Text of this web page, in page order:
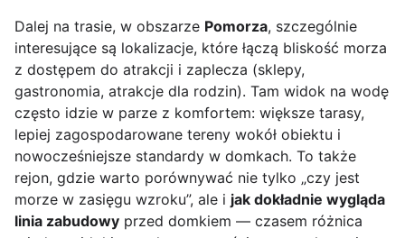
Dalej na trasie, w obszarze Pomorza, szczególnie
interesujące są lokalizacje, które łączą bliskość morza
z dostępem do atrakcji i zaplecza (sklepy,
gastronomia, atrakcje dla rodzin). Tam widok na wodę
często idzie w parze z komfortem: większe tarasy,
lepiej zagospodarowane tereny wokół obiektu i
nowocześniejsze standardy w domkach. To także
rejon, gdzie warto porównywać nie tylko „czy jest
morze w zasięgu wzroku”, ale i jak dokładnie wygląda
linia zabudowy przed domkiem — czasem różnica